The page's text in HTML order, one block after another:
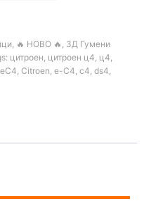
, 🔥 НОВО 🔥 , 3Д Гумени
цитроен, цитроен ц4, ц4,
eC4, Citroen, e-C4, c4, ds4,